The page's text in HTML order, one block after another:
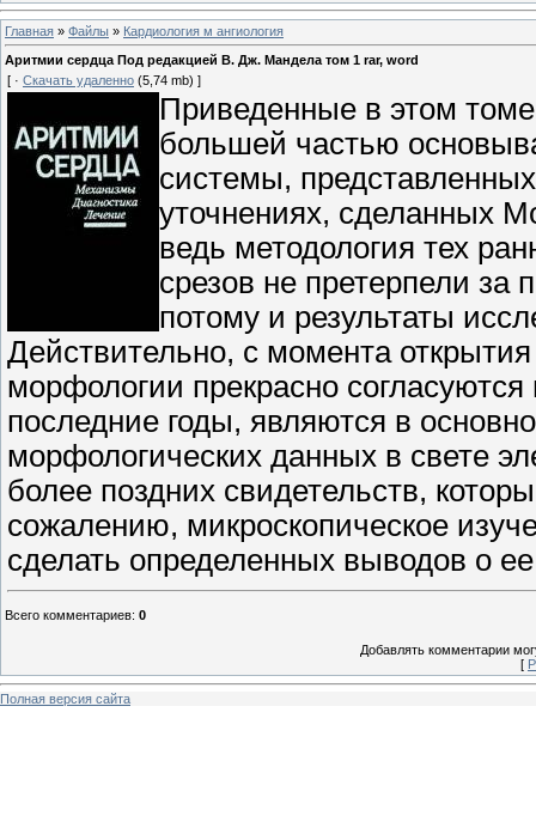
Главная » Файлы » Кардиология м ангиология
Аритмии сердца Под редакцией В. Дж. Мандела том 1 rar, word
[ · Скачать удаленно (5,74 mb) ]
Приведенные в этом
большей частью
системы,
уточнениях, сделанных
ведь методология тех
срезов не претерпели
потому и результаты
Действительно, с момента
морфологии прекрасно
последние годы, являются в
морфологических данных в свете
более поздних свидетельств,
сожалению, микроскопическое
сделать определенных выводов о
Всего комментариев: 0
Добавлять комментарии
[
Полная версия сайта